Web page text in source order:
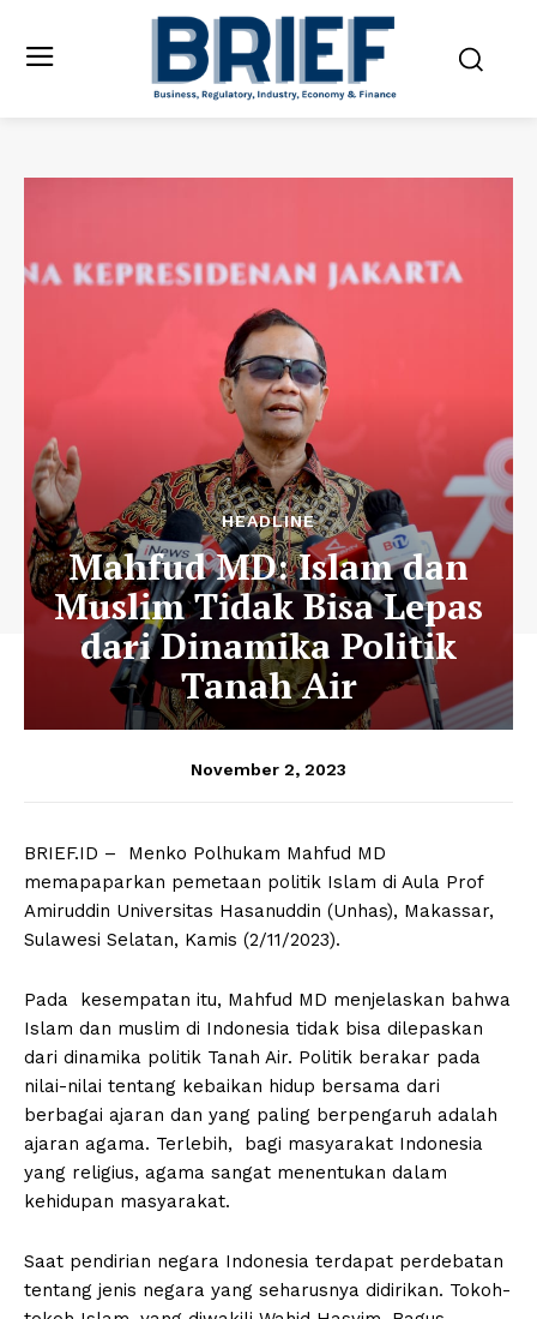
HEADLINE
Mahfud MD: Islam dan
Muslim Tidak Bisa Lepas
dari Dinamika Politik
Tanah Air
November 2, 2023
BRIEF.ID – Menko Polhukam Mahfud MD
memapaparkan pemetaan politik Islam di Aula Prof
Amiruddin Universitas Hasanuddin (Unhas), Makassar,
Sulawesi Selatan, Kamis (2/11/2023).
Pada kesempatan itu, Mahfud MD menjelaskan bahwa
Islam dan muslim di Indonesia tidak bisa dilepaskan
dari dinamika politik Tanah Air. Politik berakar pada
nilai-nilai tentang kebaikan hidup bersama dari
berbagai ajaran dan yang paling berpengaruh adalah
ajaran agama. Terlebih, bagi masyarakat Indonesia
yang religius, agama sangat menentukan dalam
kehidupan masyarakat.
Saat pendirian negara Indonesia terdapat perdebatan
tentang jenis negara yang seharusnya didirikan. Tokoh-